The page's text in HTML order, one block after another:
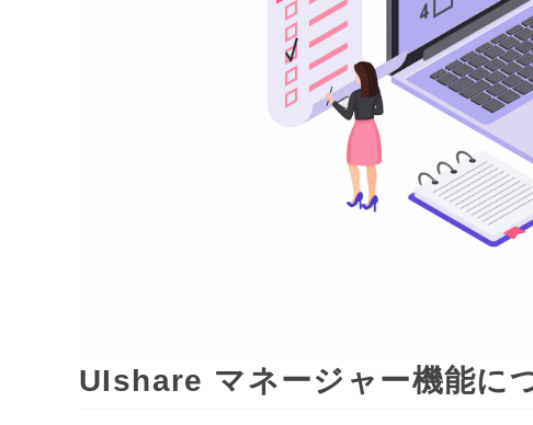
UIshare マネージャー機能に